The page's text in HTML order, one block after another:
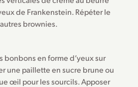
de Frankenstein. Répéter le
brownies.
bonbons en forme d’yeux sur
une paillette en sucre brune ou
œil pour les sourcils. Apposer